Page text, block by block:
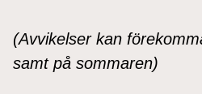
(Avvikelser kan
samt på sommaren)